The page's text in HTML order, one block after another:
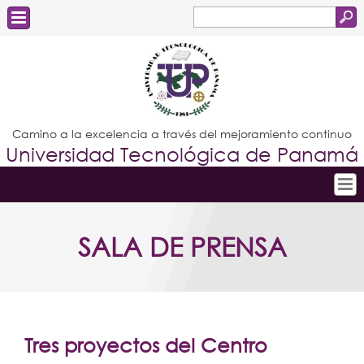
de
búsqueda
Estudiantes
Docentes
Administrativos
Graduados
Camino a la excelencia a través del mejoramiento continuo
Universidad Tecnológica de Panamá
Conoce la UTP
Postgrados
SALA DE PRENSA
Tres proyectos del Centro